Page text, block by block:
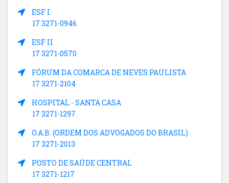
ESF I
17 3271-0946
ESF II
17 3271-0570
FÓRUM DA COMARCA DE NEVES PAULISTA
17 3271-2104
HOSPITAL - SANTA CASA
17 3271-1297
O.A.B. (ORDEM DOS ADVOGADOS DO BRASIL)
17 3271-2013
POSTO DE SAÚDE CENTRAL
17 3271-1217